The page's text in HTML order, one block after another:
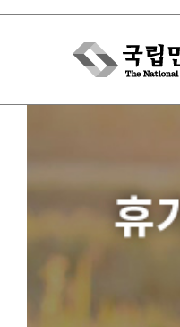
Skip